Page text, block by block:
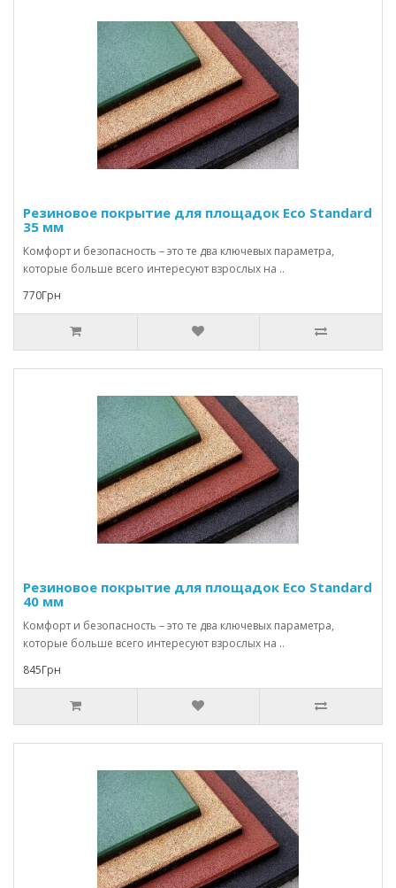
Резиновое покрытие для площадок Eco Standard
35 мм
Комфорт и безопасность – это те два ключевых параметра,
которые больше всего интересуют взрослых на ..
770Грн
Резиновое покрытие для площадок Eco Standard
40 мм
Комфорт и безопасность – это те два ключевых параметра,
которые больше всего интересуют взрослых на ..
845Грн